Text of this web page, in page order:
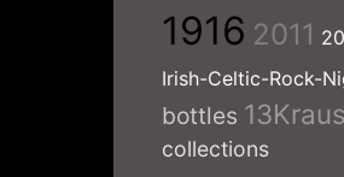
1916 2011
Irish-Celtic-Rock-
bottles
collections